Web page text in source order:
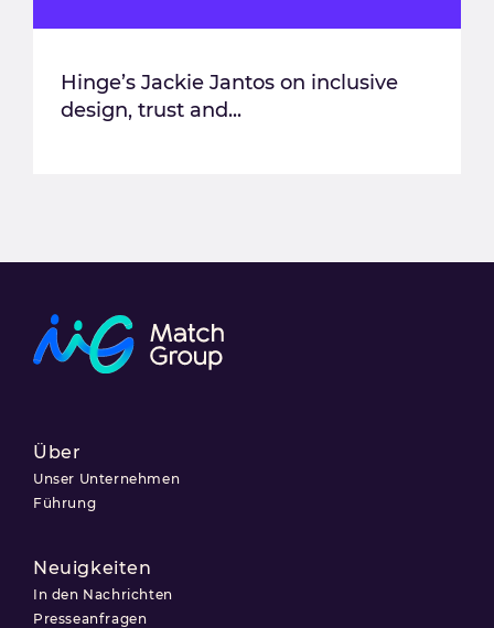
Hinge’s Jackie Jantos on inclusive
design, trust and...
Über
Unser Unternehmen
Führung
Neuigkeiten
In den Nachrichten
Presseanfragen